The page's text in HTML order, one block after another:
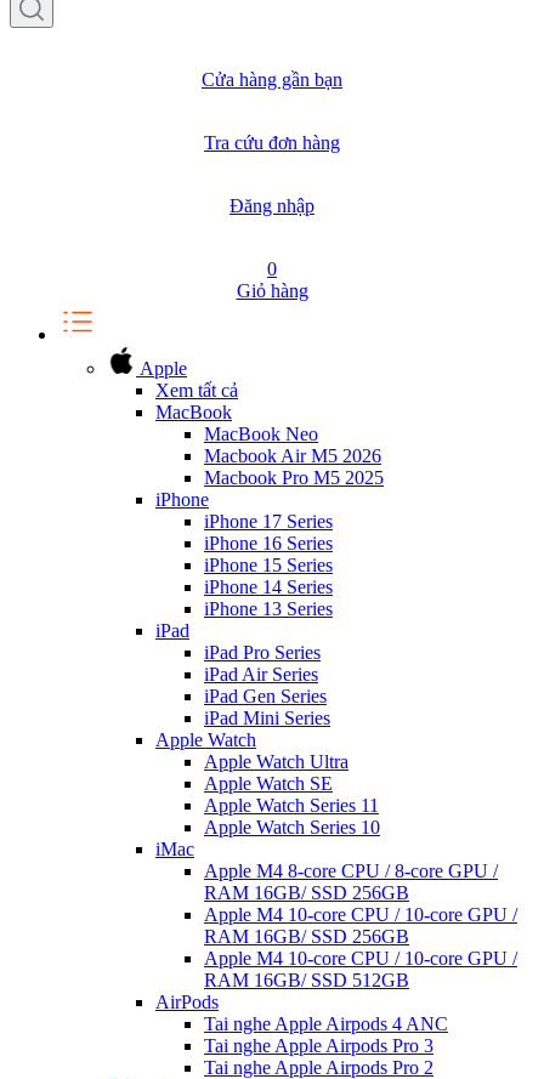
Cửa hàng gần bạn
Tra cứu đơn hàng
Đăng nhập
0
Giỏ hàng
Apple
Xem tất cả
MacBook
MacBook Neo
Macbook Air M5 2026
Macbook Pro M5 2025
iPhone
iPhone 17 Series
iPhone 16 Series
iPhone 15 Series
iPhone 14 Series
iPhone 13 Series
iPad
iPad Pro Series
iPad Air Series
iPad Gen Series
iPad Mini Series
Apple Watch
Apple Watch Ultra
Apple Watch SE
Apple Watch Series 11
Apple Watch Series 10
iMac
Apple M4 8-core CPU / 8-core GPU /
RAM 16GB/ SSD 256GB
Apple M4 10-core CPU / 10-core GPU /
RAM 16GB/ SSD 256GB
Apple M4 10-core CPU / 10-core GPU /
RAM 16GB/ SSD 512GB
AirPods
Tai nghe Apple Airpods 4 ANC
Tai nghe Apple Airpods Pro 3
Tai nghe Apple Airpods Pro 2